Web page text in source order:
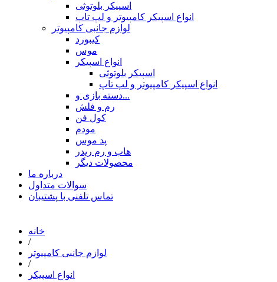
اسپیکر بلوتوثی
انواع اسپیکر کامپیوتر و لپ تاپ
لوازم جانبی کامپیوتر
کیبورد
موس
انواع اسپیکر
اسپیکر بلوتوثی
انواع اسپیکر کامپیوتر و لپ تاپ
دسته بازی و...
رم و فلش
کول فن
مودم
پد موس
هاب و رم ریدر
محصولات دیگر
درباره ما
سوالات متداول
تماس تلفنی با پشتیبان
خانه
/
لوازم جانبی کامپیوتر
/
انواع اسپیکر